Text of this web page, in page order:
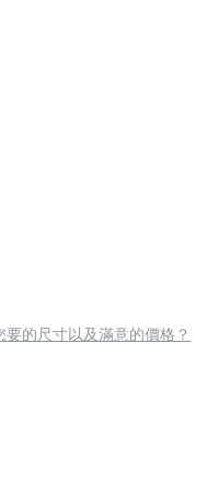
要的尺寸以及滿意的價格？